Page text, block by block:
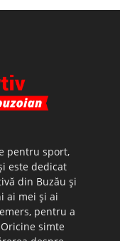
pentru sport,
este dedicat
din Buzău şi
ai mei şi ai
pentru a
simte